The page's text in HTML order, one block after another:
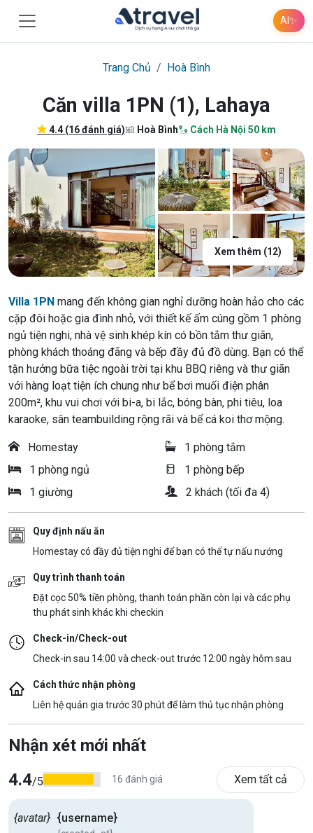
AI✨
Trang Chủ Hoà Bình
Căn villa 1PN (1), Lahaya
4.4 (16 đánh giá) Hoà Bình Cách Hà Nội 50 km
Xem thêm (12)
Villa 1PN mang đến không gian nghỉ dưỡng hoàn hảo cho các
cặp đôi hoặc gia đình nhỏ, với thiết kế ấm cúng gồm 1 phòng
ngủ tiện nghi, nhà vệ sinh khép kín có bồn tắm thư giãn,
phòng khách thoáng đãng và bếp đầy đủ đồ dùng. Bạn có thể
tận hưởng bữa tiệc ngoài trời tại khu BBQ riêng và thư giãn
với hàng loạt tiện ích chung như bể bơi muối điện phân
200m², khu vui chơi với bi-a, bi lắc, bóng bàn, phi tiêu, loa
karaoke, sân teambuilding rộng rãi và bể cá koi thơ mộng.
Homestay
1 phòng tắm
1 phòng ngủ
1 phòng bếp
1 giường
2 khách (tối đa 4)
Quy định nấu ăn
Homestay có đầy đủ tiện nghi để bạn có thể tự nấu nướng
Quy trình thanh toán
Đặt cọc 50% tiền phòng, thanh toán phần còn lại và các phụ
thu phát sinh khác khi checkin
Check-in/Check-out
Check-in sau 14:00 và check-out trước 12:00 ngày hôm sau
Cách thức nhận phòng
Liên hệ quản gia trước 30 phút để làm thủ tục nhận phòng
Nhận xét mới nhất
4.4/5 16 đánh giá Xem tất cả
{avatar} {username}